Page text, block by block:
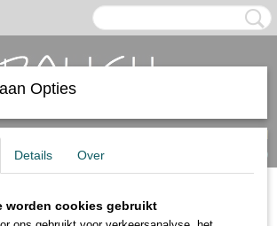
(0)
>Schuifarmbanden
Opties
Details Over
worden cookies gebruikt